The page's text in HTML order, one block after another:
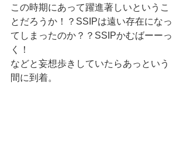
この時期にあって躍進著しいというこ
とだろうか！？SSIPは遠い存在になっ
てしまったのか？？SSIPかむばーーっ
く！
などと妄想歩きしていたらあっという
間に到着。